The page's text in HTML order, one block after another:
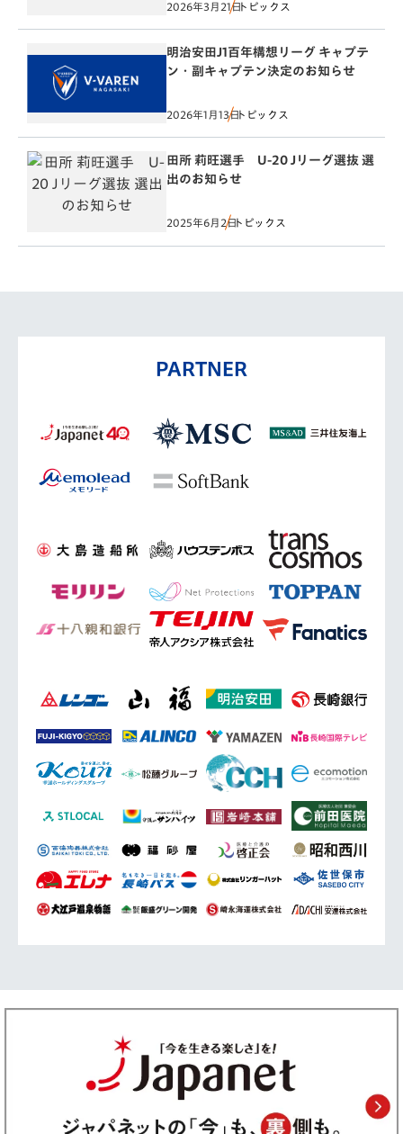
2026年3月21日トピックス
明治安田J1百年構想リーグ キャプテ
ン・副キャプテン決定のお知らせ
2026年1月13日トピックス
田所 莉旺選手 U-20 Jリーグ選抜 選
出のお知らせ
2025年6月2日トピックス
PARTNER